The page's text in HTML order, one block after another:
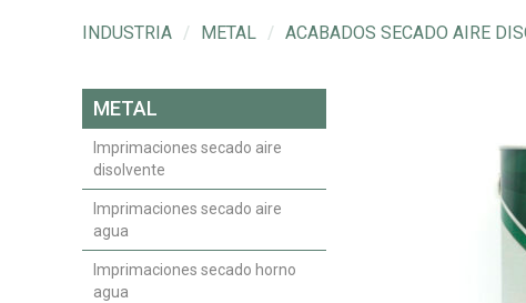
INDUSTRIA / METAL / ACABADOS SECADO AIRE
METAL
Imprimaciones secado aire
disolvente
Imprimaciones secado aire
agua
Imprimaciones secado horno
agua